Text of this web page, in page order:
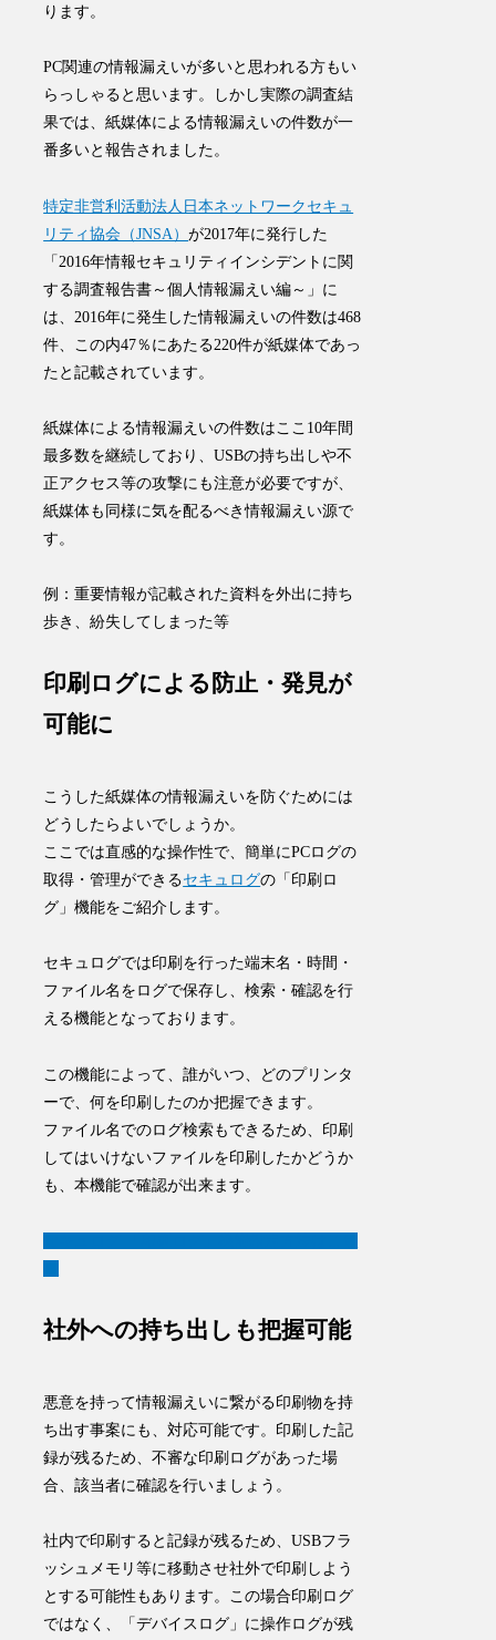
ります。
PC関連の情報漏えいが多いと思われる方もい
らっしゃると思います。しかし実際の調査結
果では、紙媒体による情報漏えいの件数が一
番多いと報告されました。
特定非営利活動法人日本ネットワークセキュ
リティ協会（JNSA）が2017年に発行した
「2016年情報セキュリティインシデントに関
する調査報告書～個人情報漏えい編～」に
は、 2016年に発生した情報漏えいの件数は468
件、この内47％にあたる220件が紙媒体であっ
たと記載されています。
紙媒体による情報漏えいの件数はここ10年間
最多数を継続しており、USBの持ち出しや不
正アクセス等の攻撃にも注意が必要ですが、
紙媒体も同様に気を配るべき情報漏えい源で
す。
例：重要情報が記載された資料を外出に持ち
歩き、紛失してしまった等
印刷ログによる防止・発見が
可能に
こうした紙媒体の情報漏えいを防ぐためには
どうしたらよいでしょうか。
ここでは直感的な操作性で、簡単にPCログの
取得・管理ができるセキュログの 「印刷ロ
グ」機能をご紹介します。
セキュログでは印刷を行った端末名・時間・
ファイル名をログで保存し、検索・確認を行
える機能となっております。
この機能によって、誰がいつ、どのプリンタ
ーで、何を印刷したのか把握できます。
ファイル名でのログ検索もできるため、印刷
してはいけないファイルを印刷したかどうか
も、本機能で確認が出来ます。
社外への持ち出しも把握可能
悪意を持って情報漏えいに繋がる印刷物を持
ち出す事案にも、対応可能です。印刷した記
録が残るため、不審な印刷ログがあった場
合、該当者に確認を行いましょう。
社内で印刷すると記録が残るため、USBフラ
ッシュメモリ等に移動させ社外で印刷しよう
とする可能性もあります。この場合印刷ログ
ではなく、「デバイスログ」に操作ログが残